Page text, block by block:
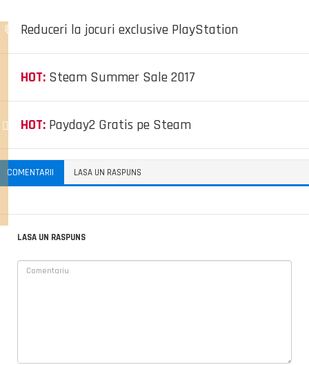
Reduceri la jocuri exclusive PlayStation
HOT: Steam Summer Sale 2017
HOT: Payday2 Gratis pe Steam
COMENTARII LASA UN RASPUNS
LASA UN RASPUNS